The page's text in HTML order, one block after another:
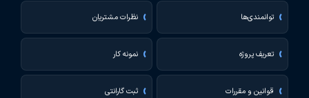
توانمندی‌ها نظرات مشتریان
تعریف پروژه نمونه کار
قوانین و مقررات ثبت گارانتی